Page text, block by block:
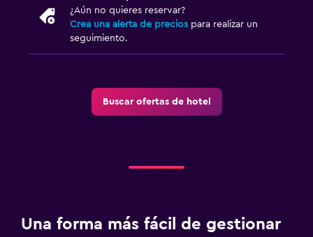
¿Aún no quieres reservar?
Crea una alerta de precios para realizar un
seguimiento.
Buscar ofertas de hotel
Una forma más fácil de gestionar